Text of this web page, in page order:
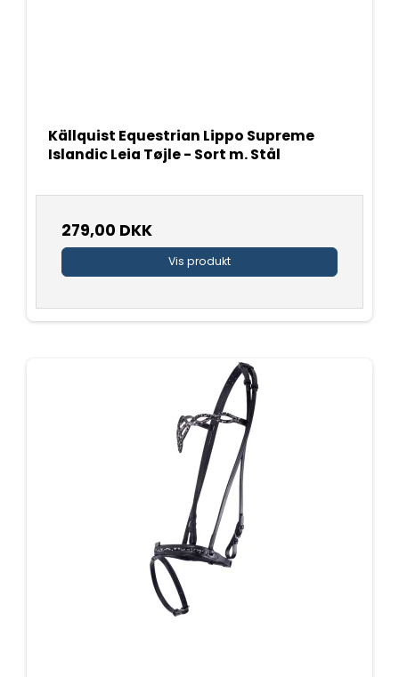
Källquist Equestrian Lippo Supreme
Islandic Leia Tøjle - Sort m. Stål
279,00 DKK
Vis produkt